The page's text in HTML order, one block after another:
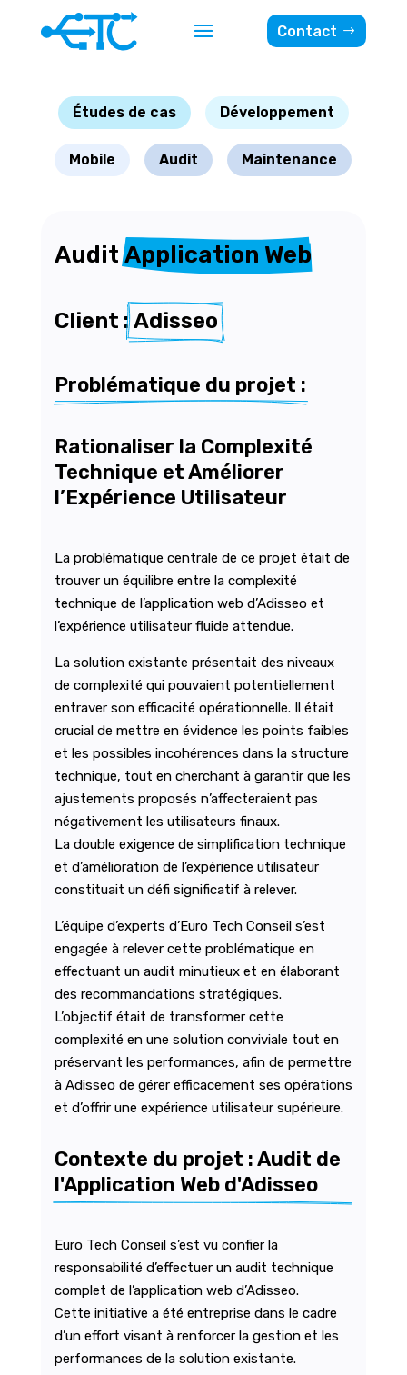
Contact
Études de cas Développement
Mobile Audit Maintenance
Audit Application Web
Client : Adisseo
Problématique du projet :
Rationaliser la Complexité
Technique et Améliorer
l’Expérience Utilisateur
La problématique centrale de ce projet était de
trouver un équilibre entre la complexité
technique de l’application web d’Adisseo et
l’expérience utilisateur fluide attendue.
La solution existante présentait des niveaux
de complexité qui pouvaient potentiellement
entraver son efficacité opérationnelle. Il était
crucial de mettre en évidence les points faibles
et les possibles incohérences dans la structure
technique, tout en cherchant à garantir que les
ajustements proposés n’affecteraient pas
négativement les utilisateurs finaux.
La double exigence de simplification technique
et d’amélioration de l’expérience utilisateur
constituait un défi significatif à relever.
L’équipe d’experts d’Euro Tech Conseil s’est
engagée à relever cette problématique en
effectuant un audit minutieux et en élaborant
des recommandations stratégiques.
L’objectif était de transformer cette
complexité en une solution conviviale tout en
préservant les performances, afin de permettre
à Adisseo de gérer efficacement ses opérations
et d’offrir une expérience utilisateur supérieure.
Contexte du projet : Audit de
l'Application Web d'Adisseo
Euro Tech Conseil s’est vu confier la
responsabilité d’effectuer un audit technique
complet de l’application web d’Adisseo.
Cette initiative a été entreprise dans le cadre
d’un effort visant à renforcer la gestion et les
performances de la solution existante.